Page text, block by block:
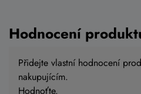
Do košíku
Hodnocení
Přidejte vlastní hodnocení
nakupujícím.
Hodnoťte.